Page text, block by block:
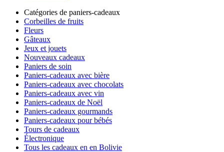
Catégories de paniers-cadeaux
Corbeilles de fruits
Fleurs
Gâteaux
Jeux et jouets
Nouveaux cadeaux
Paniers de soin
Paniers-cadeaux avec bière
Paniers-cadeaux avec chocolats
Paniers-cadeaux avec vin
Paniers-cadeaux de Noël
Paniers-cadeaux gourmands
Paniers-cadeaux pour bébés
Tours de cadeaux
Électronique
Tous les cadeaux en en Bolivie